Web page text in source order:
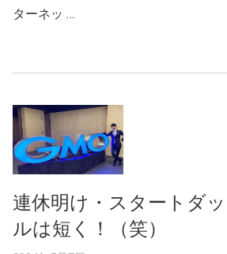
ターネッ …
連休明け・スタートダ
ルは短く！（笑）